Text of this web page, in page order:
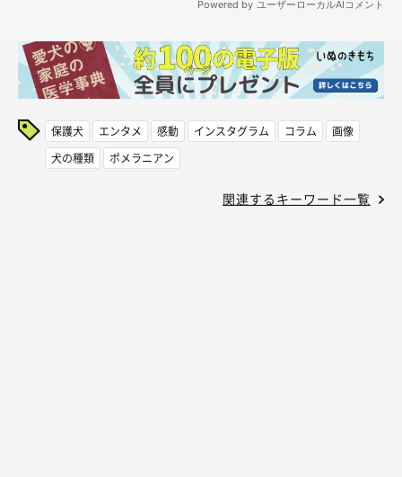
保護犬 エンタメ 感動 インスタグラム コラム
画像
犬の種類
ポメラニアン
関連するキーワード一覧